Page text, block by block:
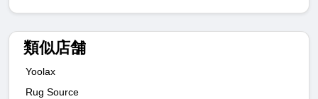
類似店舗
Yoolax
Rug Source